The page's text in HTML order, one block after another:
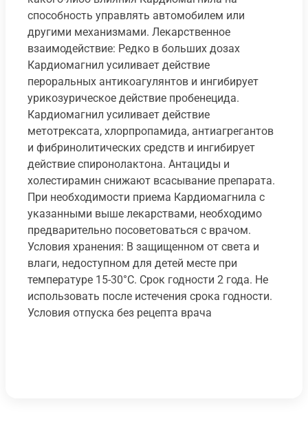
способность управлять автомобилем или
другими механизмами. Лекарственное
взаимодействие: Редко в больших дозах
Кардиомагнил усиливает действие
пероральных антикоагулянтов и ингибирует
урикозурическое действие пробенецида.
Кардиомагнил усиливает действие
метотрексата, хлорпропамида, антиагрегантов
и фибринолитических средств и ингибирует
действие спиронолактона. Антациды и
холестирамин снижают всасывание препарата.
При необходимости приема Кардиомагнила с
указанными выше лекарствами, необходимо
предварительно посоветоваться с врачом.
Условия хранения: В защищенном от света и
влаги, недоступном для детей месте при
температуре 15-30°C. Срок годности 2 года. Не
использовать после истечения срока годности.
Условия отпуска без рецепта врача